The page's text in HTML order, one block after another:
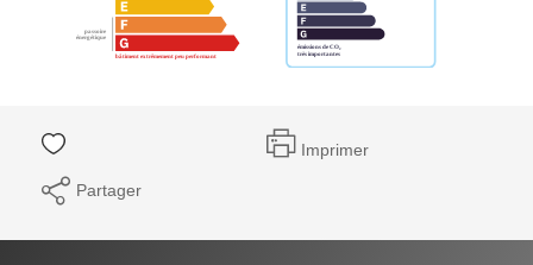
Imprimer
Partager